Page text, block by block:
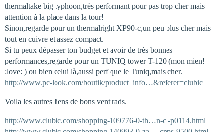
thermaltake big typhoon,très performant pour pas trop cher mais
attention à la place dans la tour!
Sinon,regarde pour un thermalright XP90-c,un peu plus cher mais
tout en cuivre et assez compact.
Si tu peux dépasser ton budget et avoir de très bonnes
performances,regarde pour un TUNIQ tower T-120 (mon mien!
:love: ) ou bien celui là,aussi perf que le Tuniq,mais cher.
http://www.pc-look.com/boutik/product_info…&referer=clubic
Voila les autres liens de bons ventirads.
http://www.clubic.com/shopping-109776-0-th…n-cl-p0114.html